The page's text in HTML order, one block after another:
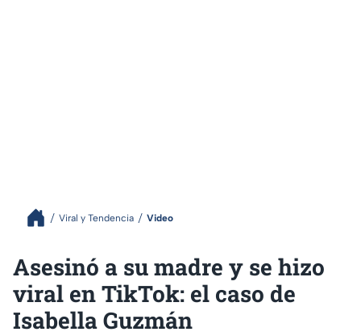
Viral y Tendencia Video
Asesinó a su madre y se hizo
viral en TikTok: el caso de
Isabella Guzmán